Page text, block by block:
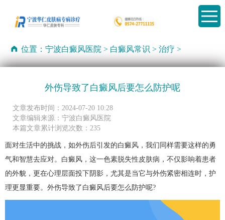
位置：宁波白癜风医院 > 白癜风常识 >治疗 >
外伤导致了白癜风后要怎么防护呢
文章发布时间：2024-07-20 10:28
文章编辑来源：宁波白癜风医院
本篇文章累计浏览次数：235
面对生活中的挑战，如外伤后引发的白癜风，我们同样需要这样的勇
气和智慧去应对。白癜风，这一色素脱失性皮肤病，不仅影响着患者
的外貌，更在心理层面投下阴影，尤其是当它与外伤紧密相连时，护
理更显重要。外伤导致了白癜风后要怎么防护呢?